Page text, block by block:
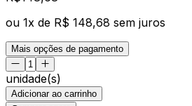
ou 1x de R$ 148,68 sem juros
Mais opções de pagamento
unidade(s)
Adicionar ao carrinho